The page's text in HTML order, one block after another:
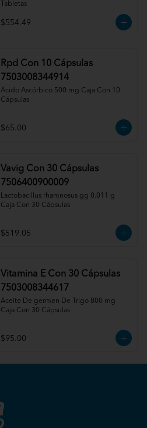
Tabletas
$554.49
Rpd Con 10 Cápsulas
7503008344914
Ácido Ascórbico 500 mg Caja Con 10
Cápsulas
$65.00
Vavig Con 30 Cápsulas
7506400900009
Lactobacillus rhamnosus gg 0.011 g
Caja Con 30 Cápsulas
$519.05
Vitamina E Con 30 Cápsulas
7503008344617
Aceite De germen De Trigo 800 mg
Caja Con 30 Cápsulas
$95.00